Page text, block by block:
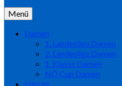
Menü
Damen
1. Landesliga Damen
2. Landesliga Damen
1. Klasse Damen
NÖ Cup Damen
Herren